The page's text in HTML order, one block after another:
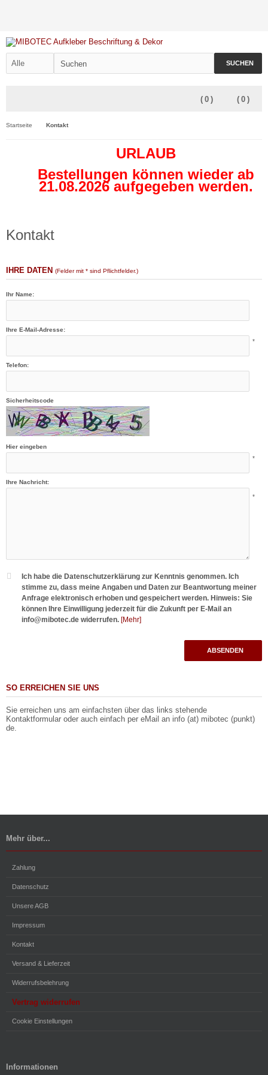
SUCHEN
( 0 )
( 0 )
Startseite Kontakt
URLAUB
Bestellungen können wieder ab
21.08.2026 aufgegeben werden.
Kontakt
IHRE DATEN (Felder mit * sind Pflichtfelder.)
Ihr Name:
Ihre E-Mail-Adresse:
*
Telefon:
Sicherheitscode
Hier eingeben
*
Ihre Nachricht:
*
Ich habe die Datenschutzerklärung zur Kenntnis genommen. Ich
stimme zu, dass meine Angaben und Daten zur Beantwortung meiner
Anfrage elektronisch erhoben und gespeichert werden. Hinweis: Sie
können Ihre Einwilligung jederzeit für die Zukunft per E-Mail an
info@mibotec.de widerrufen. [Mehr]
ABSENDEN
SO ERREICHEN SIE UNS
Sie erreichen uns am einfachsten über das links stehende
Kontaktformular oder auch einfach per eMail an info (at) mibotec (punkt)
de.
Mehr über...
Zahlung
Datenschutz
Unsere AGB
Impressum
Kontakt
Versand & Lieferzeit
Widerrufsbelehrung
Vertrag widerrufen
Cookie Einstellungen
Informationen